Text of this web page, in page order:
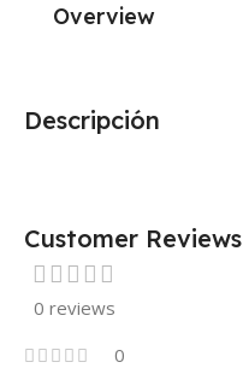
Descripción
Overview
Customer Reviews
0 reviews
0